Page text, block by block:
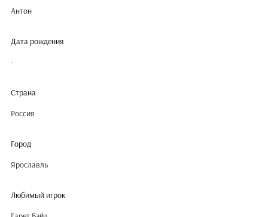
Антон
Дата рождения
-
Страна
Россия
Город
Ярославль
Любимый игрок